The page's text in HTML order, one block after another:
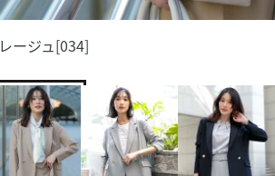
ージュ[034]